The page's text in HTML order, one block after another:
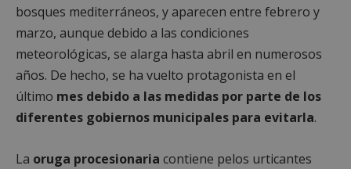
bosques mediterráneos, y aparecen entre febrero y
marzo, aunque debido a las condiciones
meteorológicas, se alarga hasta abril en numerosos
años. De hecho, se ha vuelto protagonista en el
último mes debido a las medidas por parte de los
diferentes gobiernos municipales para evitarla.
La oruga procesionaria contiene pelos urticantes